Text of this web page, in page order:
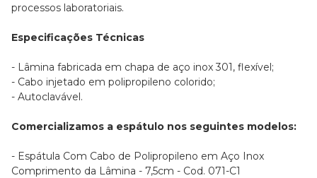
processos laboratoriais.
Especificações Técnicas
- Lâmina fabricada em chapa de aço inox 301, flexível;
- Cabo injetado em polipropileno colorido;
- Autoclavável.
Comercializamos a espátulo nos seguintes modelos:
- Espátula Com Cabo de Polipropileno em Aço Inox
Comprimento da Lâmina - 7,5cm - Cod. 071-C1